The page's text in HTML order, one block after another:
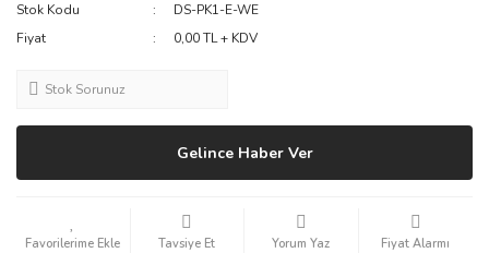
Stok Kodu
DS-PK1-E-WE
Fiyat
0,00 TL + KDV
Stok Sorunuz
Gelince Haber Ver
Tavsiye Et Yorum Yaz Fiyat Alarmı